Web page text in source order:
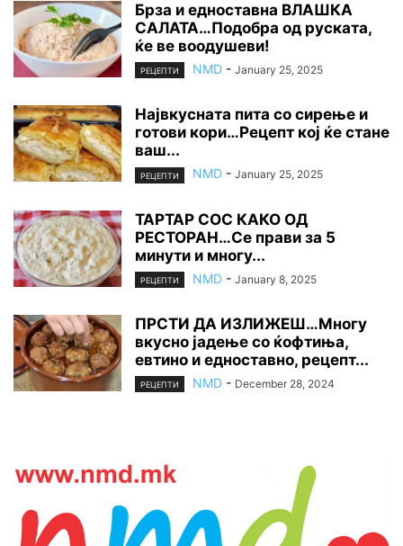
Брза и едноставна ВЛАШКА
САЛАТА…Подобра од руската,
ќе ве воодушеви!
РЕЦЕПТИ NMD - January 25, 2025
Највкусната пита со сирење и
готови кори…Рецепт кој ќе стане
ваш...
РЕЦЕПТИ NMD - January 25, 2025
ТАРТАР СОС КАКО ОД
РЕСТОРАН…Се прави за 5
минути и многу...
РЕЦЕПТИ NMD - January 8, 2025
ПРСТИ ДА ИЗЛИЖЕШ…Многу
вкусно јадење со ќофтиња,
евтино и едноставно, рецепт...
РЕЦЕПТИ NMD - December 28, 2024